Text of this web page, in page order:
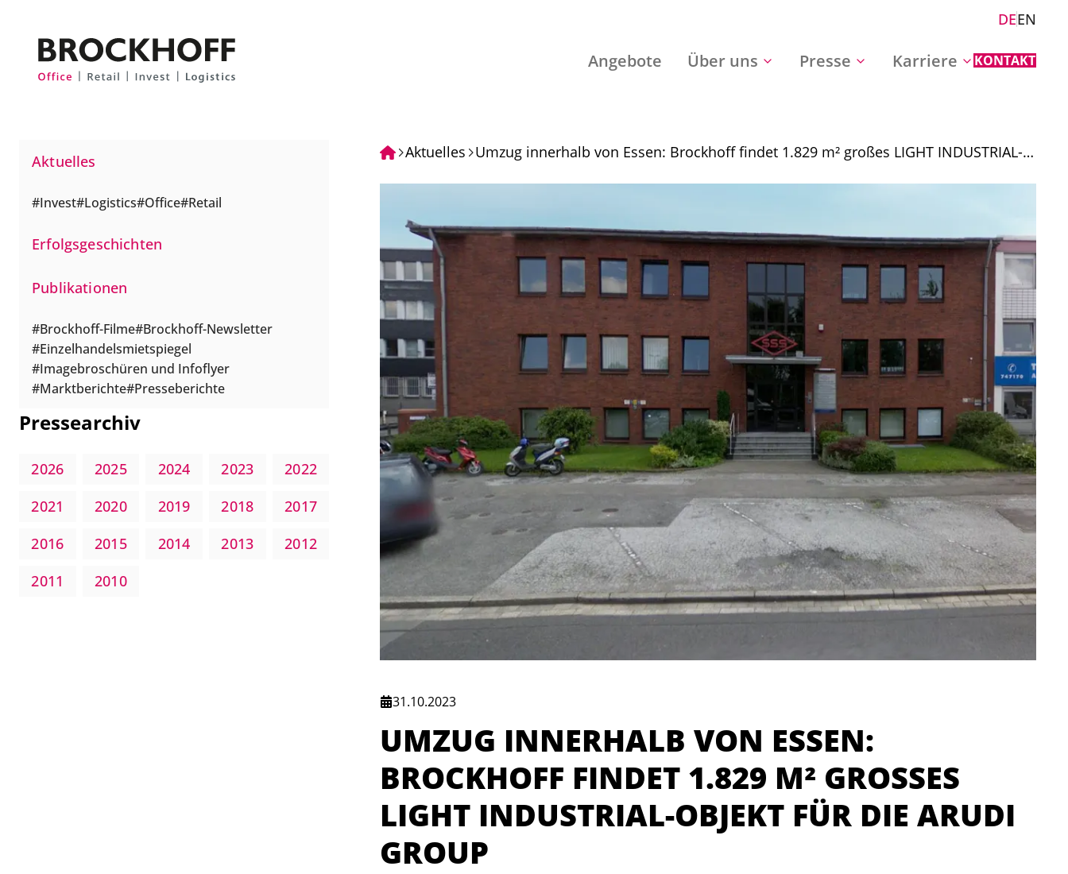
Zum Fuß springen
Angebote Über uns Presse Karriere KONTAKT
DEEN
Aktuelles
Invest Logistics Office Retail
Erfolgsgeschichten
Publikationen
Brockhoff-Filme Brockhoff-Newsletter
Einzelhandelsmietspiegel
Imagebroschüren und Infoflyer
Marktberichte Presseberichte
Pressearchiv
2026 2025 2024 2023
2022
2021
2020 2019 2018
2017
2016
2015 2014 2013
2012
2011
2010
Aktuelles Umzug innerhalb von Essen: Brockhoff findet 1.829 m² großes LIGHT INDUSTRIAL-
31.10.2023
UMZUG INNERHALB VON ESSEN:
BROCKHOFF FINDET 1.829 M² GROSSES L
IGHT INDUSTRIAL-OBJEKT FÜR DIE ARUDI G
ROUP